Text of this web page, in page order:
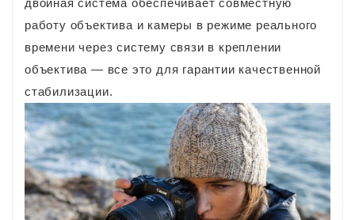
двойная система обеспечивает совместную
работу объектива и камеры в режиме реального
времени через систему связи в креплении
объектива — все это для гарантии качественной
стабилизации.